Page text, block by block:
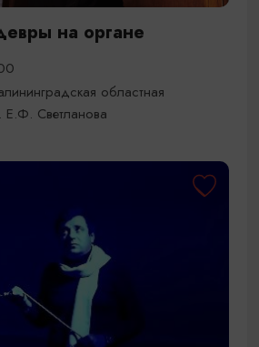
на органе
областная
Светланова